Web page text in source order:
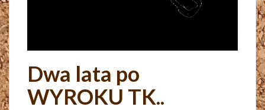
Dwa lata po
WYROKU TK..